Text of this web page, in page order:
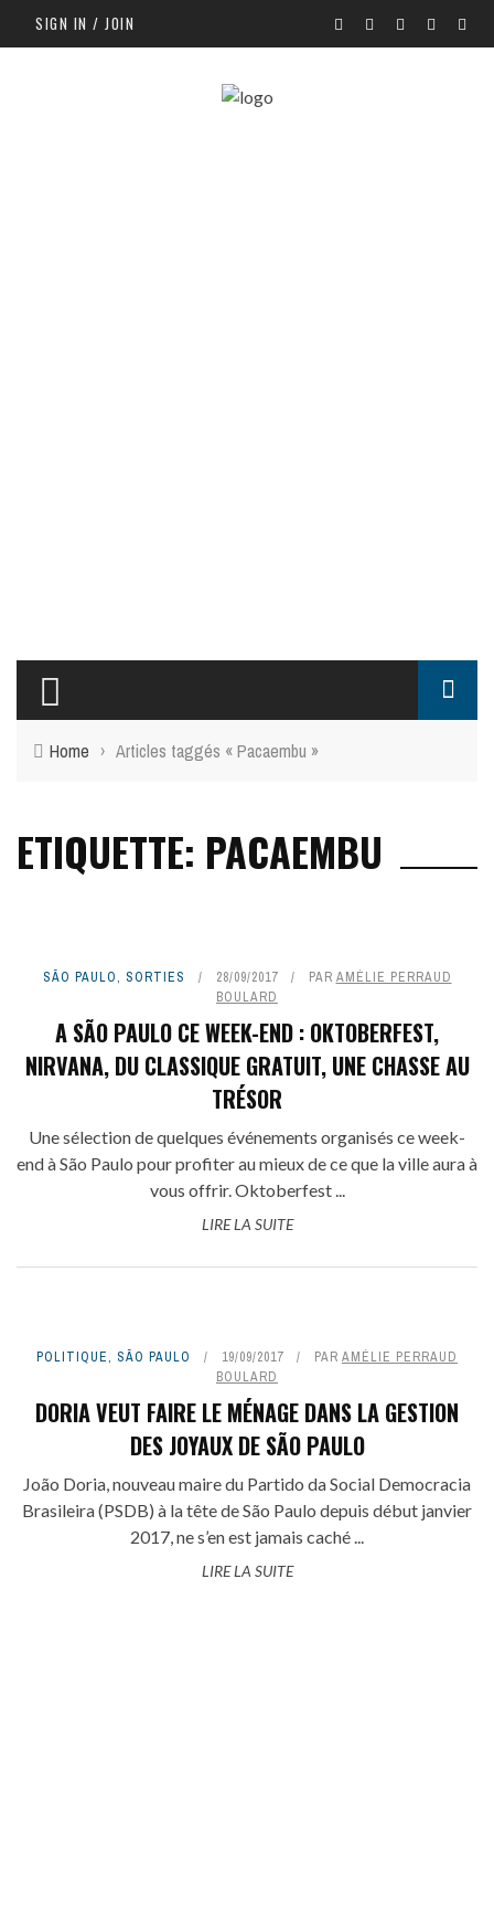
SIGN IN / JOIN
Home › Articles taggés « Pacaembu »
ETIQUETTE: PACAEMBU
SÃO PAULO, SORTIES 28/09/2017 PAR AMÉLIE PERRAUD
BOULARD
A SÃO PAULO CE WEEK-END : OKTOBERFEST,
NIRVANA, DU CLASSIQUE GRATUIT, UNE CHASSE AU
TRÉSOR
Une sélection de quelques événements organisés ce week-
end à São Paulo pour profiter au mieux de ce que la ville aura à
vous offrir. Oktoberfest ...
LIRE LA SUITE
POLITIQUE, SÃO PAULO 19/09/2017 PAR AMÉLIE PERRAUD
BOULARD
DORIA VEUT FAIRE LE MÉNAGE DANS LA GESTION
DES JOYAUX DE SÃO PAULO
João Doria, nouveau maire du Partido da Social Democracia
Brasileira (PSDB) à la tête de São Paulo depuis début janvier
2017, ne s’en est jamais caché ...
LIRE LA SUITE